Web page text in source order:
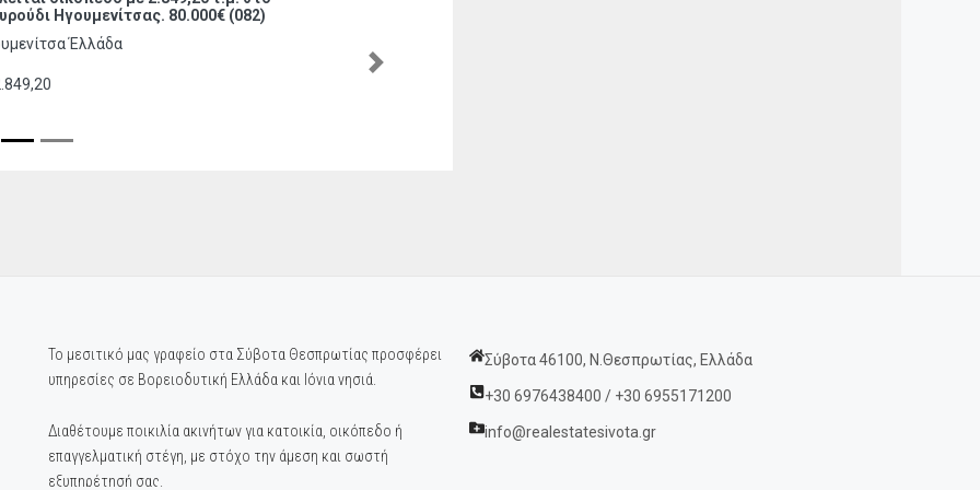
Μεσοβούνι Θεσπρωτίας 280.000€ ( 066)
Next
Το μεσιτικό μας γραφείο στα Σύβοτα Θεσπρωτίας προσφέρει
υπηρεσίες σε Βορειοδυτική Ελλάδα και Ιόνια νησιά.
Διαθέτουμε ποικιλία ακινήτων για κατοικία, οικόπεδο ή
επαγγελματική στέγη, με στόχο την άμεση και σωστή
εξυπηρέτησή σας.
Σύβοτα 46100, Ν.Θεσπρωτίας, Ελλάδα
+30 6976438400 / +30 6955171200
info@realestatesivota.gr